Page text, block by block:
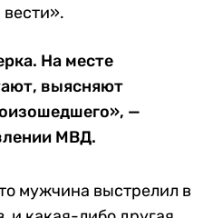
вести».
На месте
выясняют
—
МВД.
мужчина выстрелил в